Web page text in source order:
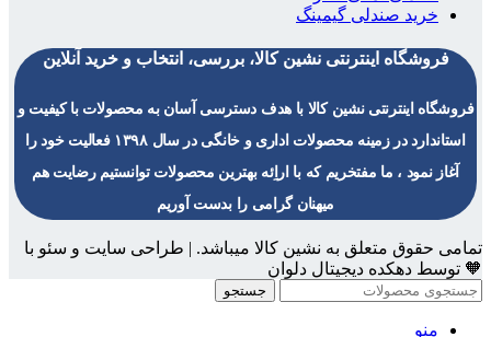
خرید صندلی گیمینگ
فروشگاه اینترنتی نشین کالا، بررسی، انتخاب و خرید آنلاین
فروشگاه اینترنتی نشین کالا با هدف دسترسی آسان به محصولات با کیفیت و
استاندارد در زمینه محصولات اداری و خانگی در سال ۱۳۹۸ فعالیت خود را
آغاز نمود ، ما مفتخریم که با اراِئه بهترین محصولات توانستیم رضایت هم
میهنان گرامی را بدست آوریم
تمامی حقوق متعلق به نشین کالا میباشد. | طراحی سایت و سئو با
🧡 توسط دهکده دیجیتال دلوان
جستجو
منو